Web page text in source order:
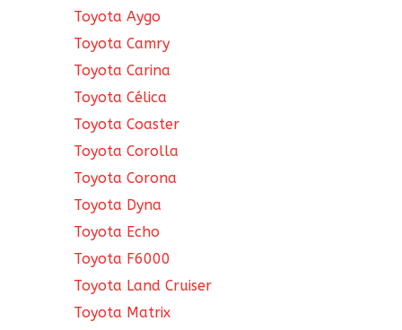
Toyota Aygo
Toyota Camry
Toyota Carina
Toyota Célica
Toyota Coaster
Toyota Corolla
Toyota Corona
Toyota Dyna
Toyota Echo
Toyota F6000
Toyota Land Cruiser
Toyota Matrix